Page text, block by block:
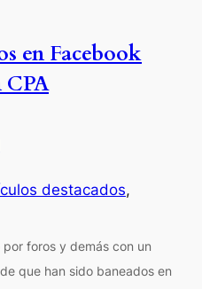
en Facebook
CPA
destacados
foros y demás con un
que han sido baneados en